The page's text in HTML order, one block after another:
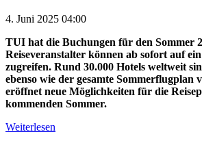
4. Juni 2025 04:00
TUI hat die Buchungen für den Sommer
Reiseveranstalter können ab sofort auf
zugreifen. Rund 30.000 Hotels weltweit
ebenso wie der gesamte Sommerflugplan
eröffnet neue Möglichkeiten für die
kommenden Sommer.
Weiterlesen